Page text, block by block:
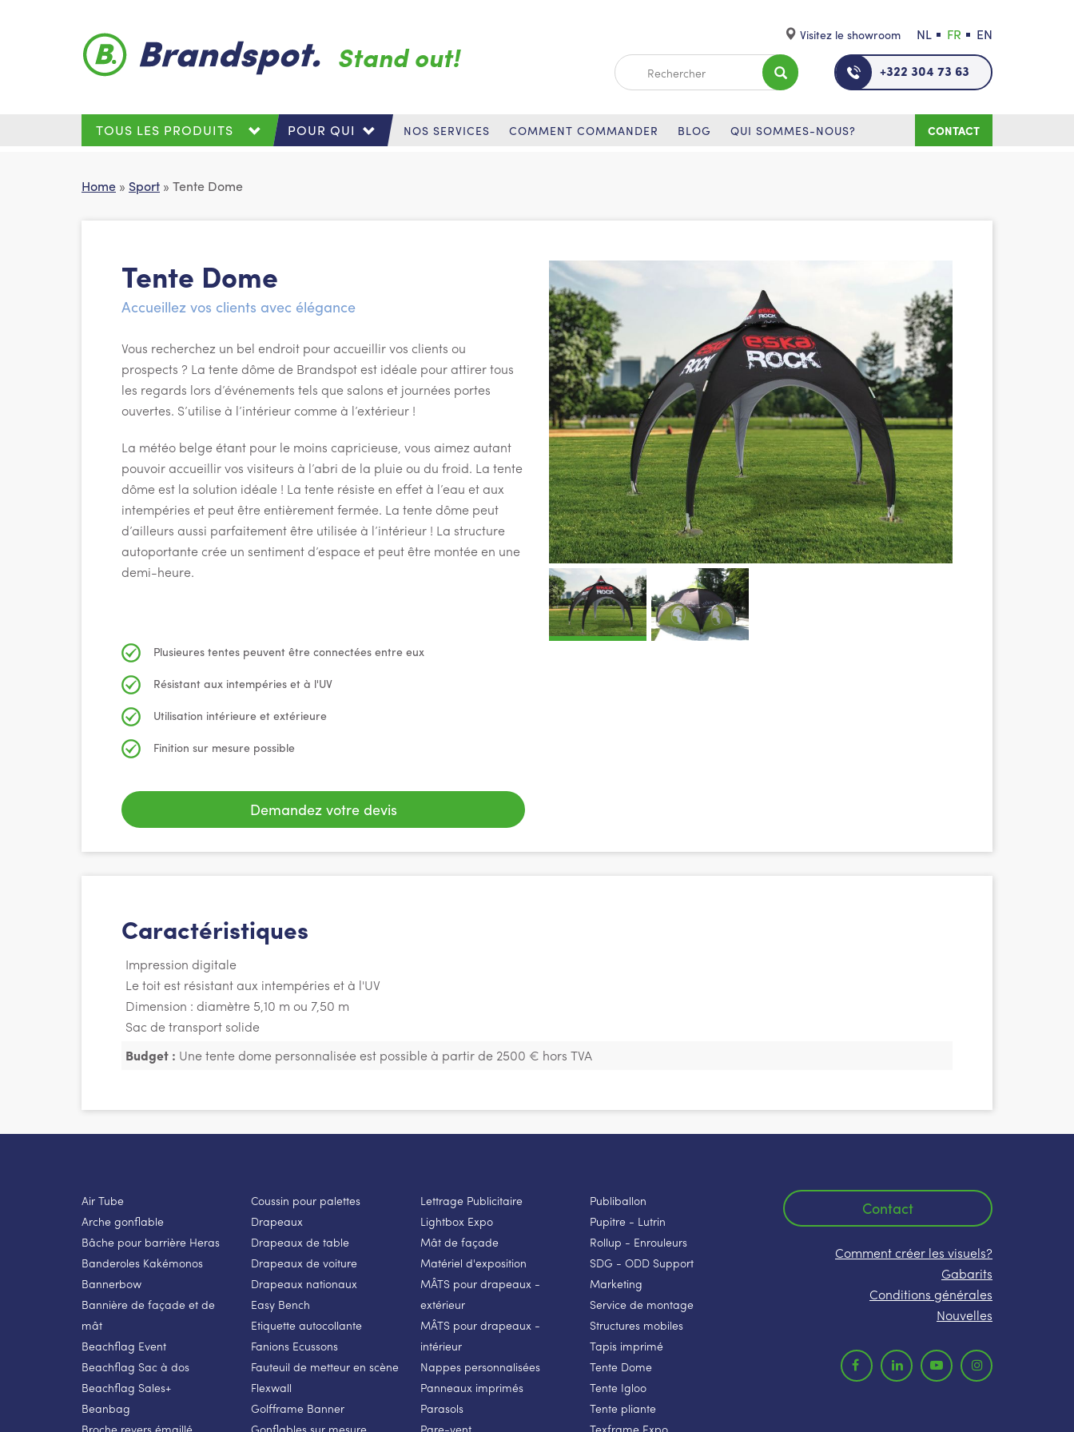
Stand out!
Visitez le showroom NL FR
EN
+322 304 73 63
Search
TOUS LES PRODUITS POUR QUI NOS SERVICES COMMENT COMMANDER BLOG QUI SOMMES-NOUS? CONTACT
Home » Sport » Tente Dome
Tente Dome
Accueillez vos clients avec élégance
Vous recherchez un bel endroit pour accueillir vos clients ou
prospects ? La tente dôme de Brandspot est idéale pour attirer tous
les regards lors d’événements tels que salons et journées portes
ouvertes. S’utilise à l’intérieur comme à l’extérieur !
La météo belge étant pour le moins capricieuse, vous aimez autant
pouvoir accueillir vos visiteurs à l’abri de la pluie ou du froid. La tente
dôme est la solution idéale ! La tente résiste en effet à l’eau et aux
intempéries et peut être entièrement fermée. La tente dôme peut
d’ailleurs aussi parfaitement être utilisée à l’intérieur ! La structure
autoportante crée un sentiment d’espace et peut être montée en une
demi-heure.
Plusieures tentes peuvent être connectées entre eux
Résistant aux intempéries et à l'UV
Utilisation intérieure et extérieure
Finition sur mesure possible
Demandez votre devis
Caractéristiques
Impression digitale
Le toit est résistant aux intempéries et à l'UV
Dimension : diamètre 5,10 m ou 7,50 m
Sac de transport solide
Budget : Une tente dome personnalisée est possible à partir de 2500 € hors TVA
Air Tube
Arche gonflable
Bâche pour barrière Heras
Banderoles Kakémonos
Bannerbow
Bannière de façade et de
mât
Beachflag Event
Beachflag Sac à dos
Beachflag Sales+
Beanbag
Broche revers émaillé
Coussin pour palettes
Drapeaux
Drapeaux de table
Drapeaux de voiture
Drapeaux nationaux
Easy Bench
Etiquette autocollante
Fanions Ecussons
Fauteuil de metteur en scène
Flexwall
Golfframe Banner
Gonflables sur mesure
Lettrage Publicitaire
Lightbox Expo
Mât de façade
Matériel d'exposition
MÂTS pour drapeaux -
extérieur
MÂTS pour drapeaux -
intérieur
Nappes personnalisées
Panneaux imprimés
Parasols
Pare-vent
Publiballon
Pupitre - Lutrin
Rollup - Enrouleurs
SDG - ODD Support
Marketing
Service de montage
Structures mobiles
Tapis imprimé
Tente Dome
Tente Igloo
Tente pliante
Texframe Expo
Contact
Comment créer les visuels?
Gabarits
Conditions générales
Nouvelles